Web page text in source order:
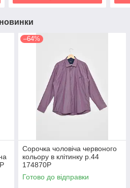
–64%
Сорочка чоловіча червоного
кольору в клітинку р.44
174870P
Готово до відправки